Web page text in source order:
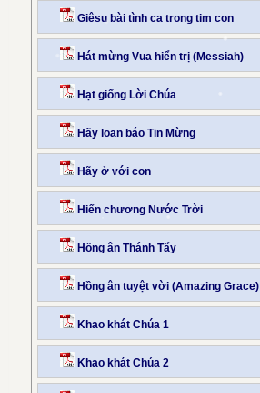
Giêsu bài tình ca trong tim con
Hát mừng Vua hiển trị (Messiah)
Hạt giống Lời Chúa
Hãy loan báo Tin Mừng
Hãy ở với con
Hiến chương Nước Trời
Hồng ân Thánh Tẩy
Hồng ân tuyệt vời (Amazing Grace)
Khao khát Chúa 1
Khao khát Chúa 2